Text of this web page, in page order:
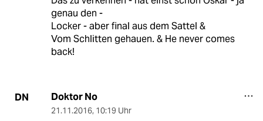
genau den -
Locker - aber final aus dem Sattel &
Vom Schlitten gehauen. & He never comes
back!
DN Doktor No
21.11.2016, 10:19 Uhr